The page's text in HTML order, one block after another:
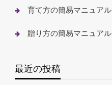
育て方の簡易マニュアル
贈り方の簡易マニュアル
最近の投稿